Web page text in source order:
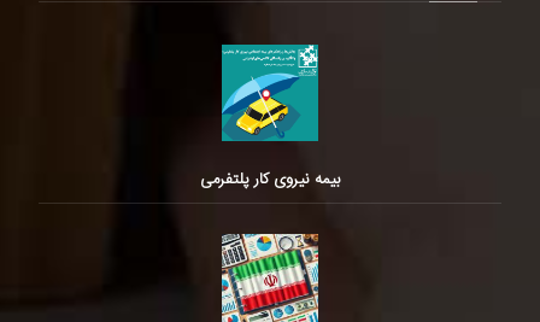
بیمه نیروی کار پلتفرمی